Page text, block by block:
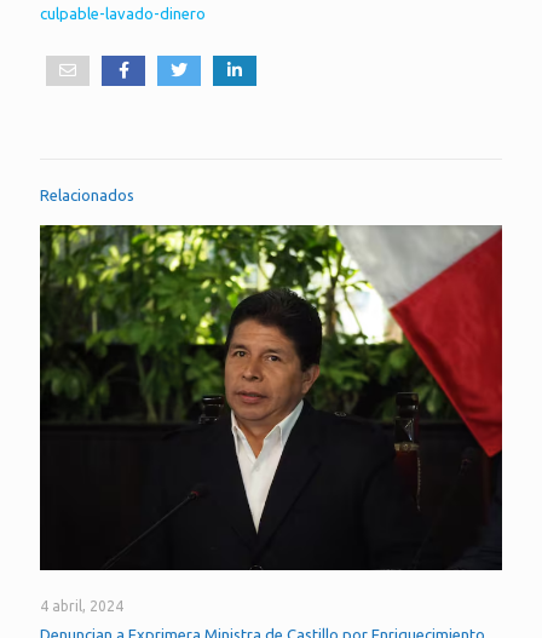
culpable-lavado-dinero
Relacionados
4 abril, 2024
Denuncian a Exprimera Ministra de Castillo por Enriquecimiento